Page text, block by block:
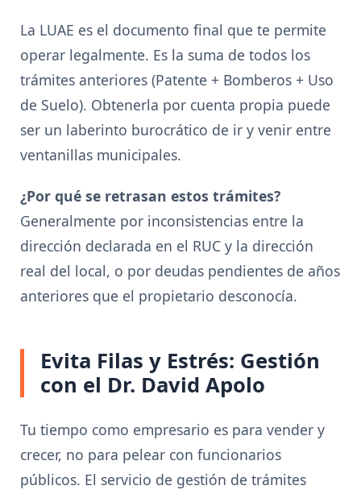
La LUAE es el documento final que te permite
operar legalmente. Es la suma de todos los
trámites anteriores (Patente + Bomberos + Uso
de Suelo). Obtenerla por cuenta propia puede
ser un laberinto burocrático de ir y venir entre
ventanillas municipales.
¿Por qué se retrasan estos trámites?
Generalmente por inconsistencias entre la
dirección declarada en el RUC y la dirección
real del local, o por deudas pendientes de años
anteriores que el propietario desconocía.
Evita Filas y Estrés: Gestión
con el Dr. David Apolo
Tu tiempo como empresario es para vender y
crecer, no para pelear con funcionarios
públicos. El servicio de gestión de trámites